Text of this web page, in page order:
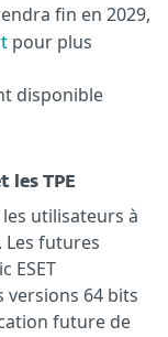
fin en 2029,
pour plus
disponible
les TPE
les utilisateurs à
futures
ESET
64 bits
future de